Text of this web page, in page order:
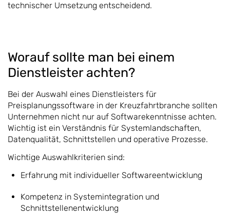
technischer Umsetzung entscheidend.
Worauf sollte man bei einem
Dienstleister achten?
Bei der Auswahl eines Dienstleisters für
Preisplanungssoftware in der Kreuzfahrtbranche sollten
Unternehmen nicht nur auf Softwarekenntnisse achten.
Wichtig ist ein Verständnis für Systemlandschaften,
Datenqualität, Schnittstellen und operative Prozesse.
Wichtige Auswahlkriterien sind:
Erfahrung mit individueller Softwareentwicklung
Kompetenz in Systemintegration und
Schnittstellenentwicklung